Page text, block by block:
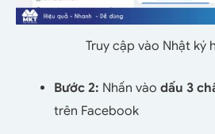
Truy cập vào Nhật ký
Bước 2: Nhấn vào dấu 3
trên Facebook